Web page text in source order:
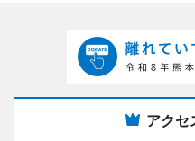
アクセ